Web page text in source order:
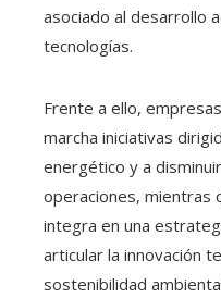
asociado al desarrollo
tecnologías.
Frente a ello,
marcha iniciativas
energético y a
operaciones, mientras
integra en una
articular la innovación
sostenibilidad